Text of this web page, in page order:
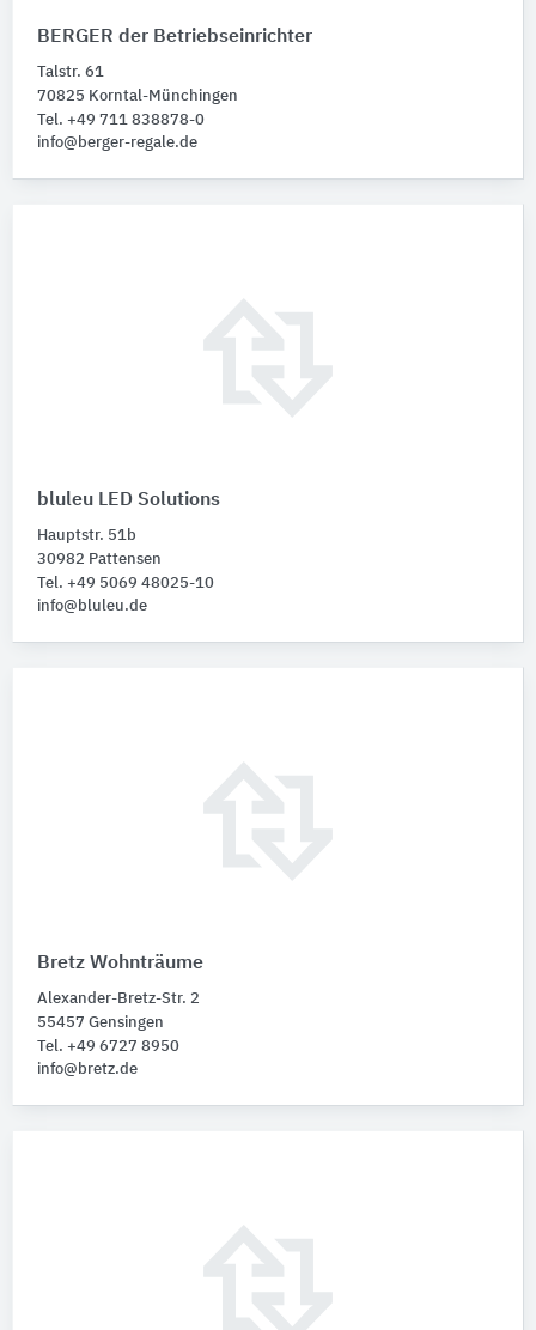
BERGER der Betriebseinrichter
Talstr. 61
70825 Korntal-Münchingen
Tel. +49 711 838878-0
info@berger-regale.de
bluleu LED Solutions
Hauptstr. 51b
30982 Pattensen
Tel. +49 5069 48025-10
info@bluleu.de
Bretz Wohnträume
Alexander-Bretz-Str. 2
55457 Gensingen
Tel. +49 6727 8950
info@bretz.de